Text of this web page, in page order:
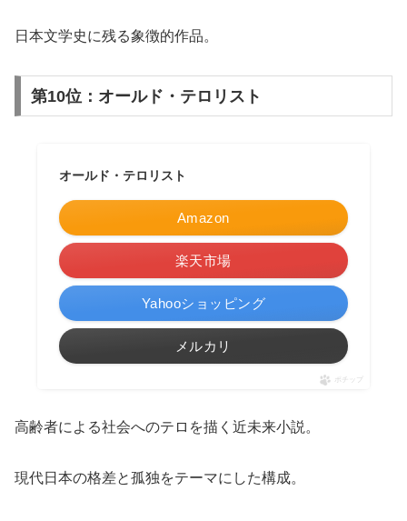
日本文学史に残る象徴的作品。
第10位：オールド・テロリスト
オールド・テロリスト
Amazon
楽天市場
Yahooショッピング
メルカリ
ポチップ
高齢者による社会へのテロを描く近未来小説。
現代日本の格差と孤独をテーマにした構成。